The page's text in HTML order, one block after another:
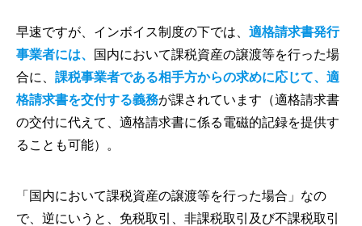
早速ですが、インボイス制度の下では、 適格請求書発行
事業者には、
国内において課税資産の譲渡等を行った場
合に、 課税事業者である相手方からの求めに応じて、適
格請求書を交付する義務が課されています（適格請求書
の交付に代えて、適格請求書に係る電磁的記録を提供す
ることも可能）。
「国内において課税資産の譲渡等を行った場合」なの
で、逆にいうと、免税取引、非課税取引及び不課税取引